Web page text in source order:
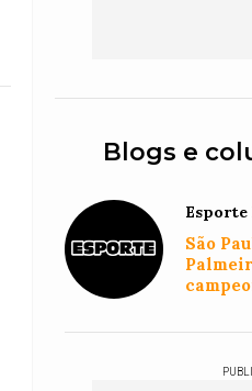
Blogs e
Esporte
São